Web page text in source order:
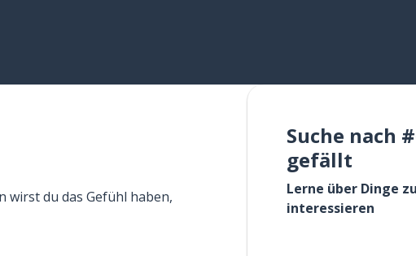
wirst du das Gefühl haben,
Suche nach
gefällt
Lerne über Dinge
interessieren